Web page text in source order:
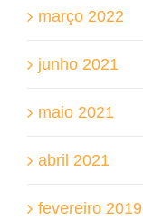
março 2022
junho 2021
maio 2021
abril 2021
fevereiro 2019